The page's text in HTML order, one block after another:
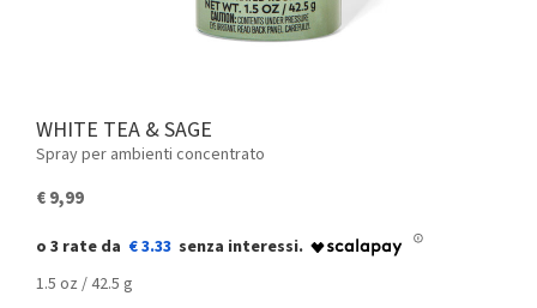
WHITE TEA & SAGE
Spray per ambienti concentrato
€ 9,99
€ 3.33
1.5 oz / 42.5 g